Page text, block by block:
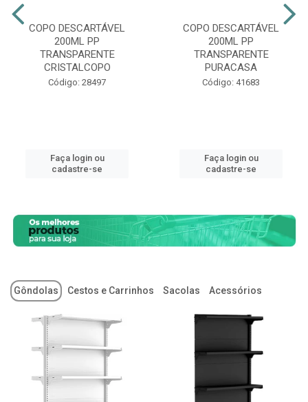
COPO DESCARTÁVEL
200ML PP
TRANSPARENTE
CRISTALCOPO
Código: 28497
Faça login ou
cadastre-se
COPO DESCARTÁVEL
200ML PP
TRANSPARENTE
PURACASA
Código: 41683
Faça login ou
cadastre-se
Gôndolas Cestos e Carrinhos Sacolas Acessórios